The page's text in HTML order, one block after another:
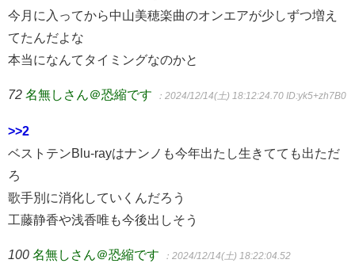
今月に入ってから中山美穂楽曲のオンエアが少しずつ増え
てたんだよな
本当になんてタイミングなのかと
72 名無しさん＠恐縮です ：2024/12/14(土) 18:12:24.70 ID:yk5+zh7B0
>>2
ベストテンBlu-rayはナンノも今年出たし生きてても出ただ
ろ
歌手別に消化していくんだろう
工藤静香や浅香唯も今後出しそう
100 名無しさん＠恐縮です ：2024/12/14(土) 18:22:04.52